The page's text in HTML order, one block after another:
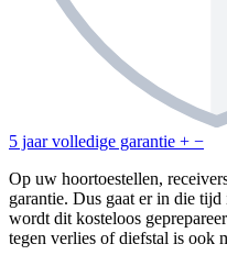
5 jaar volledige garantie + −
Op uw hoortoestellen,
garantie. Dus gaat er in die
wordt dit kosteloos
tegen verlies of diefstal is ook